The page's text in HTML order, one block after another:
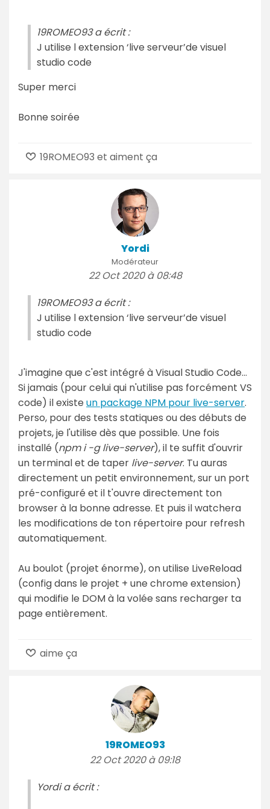
19ROMEO93 a écrit :
J utilise l extension ‘live serveur’de visuel
studio code
Super merci
Bonne soirée
19ROMEO93 et aiment ça
Yordi
Modérateur
22 Oct 2020 à 08:48
19ROMEO93 a écrit :
J utilise l extension ‘live serveur’de visuel
studio code
J'imagine que c'est intégré à Visual Studio Code…
Si jamais (pour celui qui n'utilise pas forcément VS
code) il existe un package NPM pour live-server.
Perso, pour des tests statiques ou des débuts de
projets, je l'utilise dès que possible. Une fois
installé (npm i -g live-server), il te suffit d'ouvrir
un terminal et de taper live-server. Tu auras
directement un petit environnement, sur un port
pré-configuré et il t'ouvre directement ton
browser à la bonne adresse. Et puis il watchera
les modifications de ton répertoire pour refresh
automatiquement.
Au boulot (projet énorme), on utilise LiveReload
(config dans le projet + une chrome extension)
qui modifie le DOM à la volée sans recharger ta
page entièrement.
aime ça
19ROMEO93
22 Oct 2020 à 09:18
Yordi a écrit :